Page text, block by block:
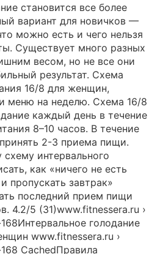
становится все более
вариант для новичков —
можно есть и чего нельзя
Существует много разных
весом, но не все они
результат. Схема
16/8 для женщин,
меню на неделю. Схема 16/8
каждый день в течение
8–10 часов. В течение
2-3 приема пищи.
интервального
как «ничего не есть
пропускать завтрак»
последний прием пищи
4.2/5 (31)www.fitnessera.ru ›
голодание
www.fitnessera.ru ›
CachedПравила